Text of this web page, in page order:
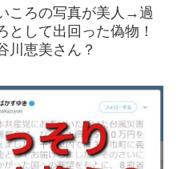
ころの写真が美人→過
として出回った偽物！
川恵美さん？